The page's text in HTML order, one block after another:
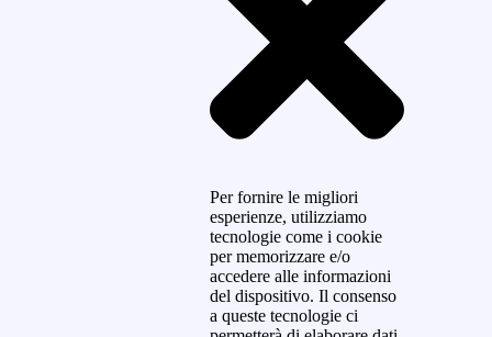
Per fornire le migliori
esperienze, utilizziamo
tecnologie come i cookie
per memorizzare e/o
accedere alle informazioni
del dispositivo. Il consenso
a queste tecnologie ci